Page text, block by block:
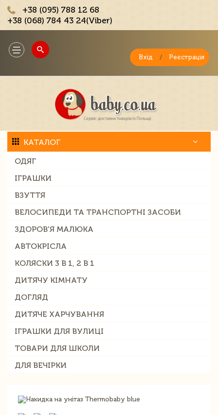
+38 (095) 788 12 68
+38 (068) 784 43 24(Viber)
Toggle
navigation
Вхід / Реєстрація
КАТАЛОГ
ОДЯГ
ІГРАШКИ
ВЗУТТЯ
ВЕЛОСИПЕДИ ТА ТРАНСПОРТНІ ЗАСОБИ
ЗДОРОВ'Я МАЛЮКА
АВТОКРІСЛА
КОЛЯСКИ 3 В 1, 2 В 1
ДИТЯЧУ КІМНАТУ
ДОГЛЯД
ДИТЯЧЕ ХАРЧУВАННЯ
ІГРАШКИ ДЛЯ ВУЛИЦІ
ТОВАРИ ДЛЯ ШКОЛИ
ДЛЯ ВЕЧІРКИ